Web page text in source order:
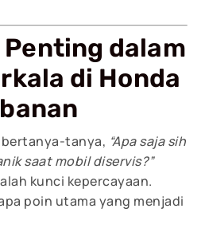
Penting dalam
di Honda
bertanya-tanya, “Apa saja sih
saat mobil diservis?”
kunci kepercayaan.
poin utama yang menjadi